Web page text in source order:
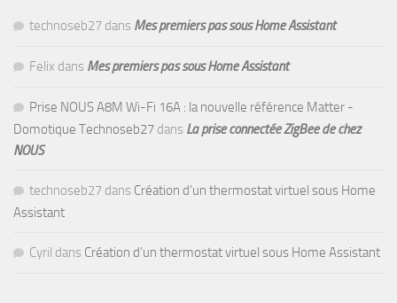
technoseb27 dans Mes premiers pas sous Home Assistant
Felix dans Mes premiers pas sous Home Assistant
Prise NOUS A8M Wi-Fi 16A : la nouvelle référence Matter -
Domotique Technoseb27 dans La prise connectée ZigBee de chez
NOUS
technoseb27 dans Création d’un thermostat virtuel sous Home
Assistant
Cyril dans Création d’un thermostat virtuel sous Home Assistant